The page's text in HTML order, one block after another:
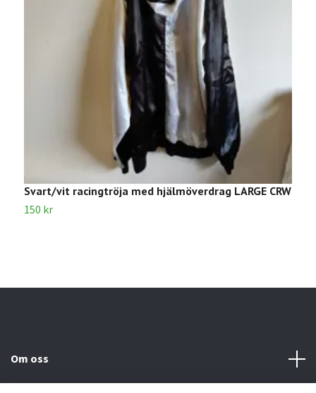
Svart/vit racingtröja med hjälmöverdrag LARGE CRW
150 kr
Om oss